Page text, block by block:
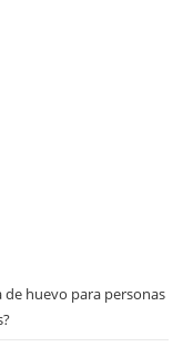
de huevo para personas